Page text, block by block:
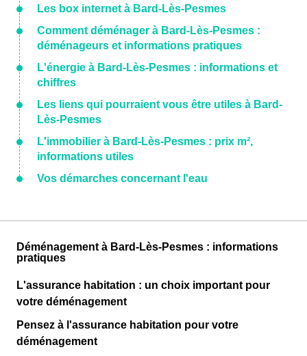
Les box internet à Bard-Lès-Pesmes
Comment déménager à Bard-Lès-Pesmes :
déménageurs et informations pratiques
L'énergie à Bard-Lès-Pesmes : informations et
chiffres
Les liens qui pourraient vous être utiles à Bard-
Lès-Pesmes
L'immobilier à Bard-Lès-Pesmes : prix m²,
informations utiles
Vos démarches concernant l'eau
Déménagement à Bard-Lès-Pesmes : informations
pratiques
L'assurance habitation : un choix important pour
votre déménagement
Pensez à l'assurance habitation pour votre
déménagement